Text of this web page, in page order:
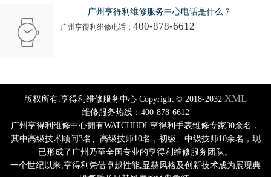
广州亨得利维修服务中心电话是什么？
广州亨得利维修电话： 400-878-6612
版权所有:亨得利维修服务中心 Copyright © 2018-2032 XML
维修服务热线：400-878-6612
广州亨得利维修中心拥有WATCHHDL亨得利手表维修专家30余名，
其中高级技术顾问3名、高级技师10名，初级、中级技师10余名，现
已形成了广州乃至全国专业的亨得利维修服务团队。
一个世纪以来,亨得利凭借卓越性能,显赫风格及创新技术成为展现典